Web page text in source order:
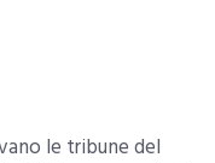
le tribune del